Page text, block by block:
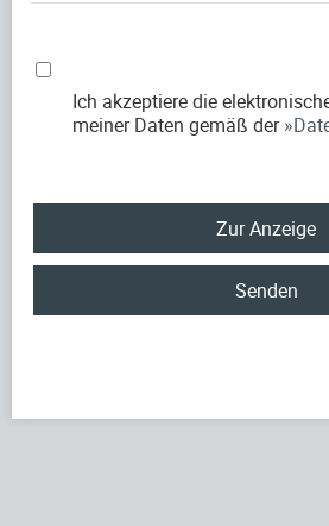
Ich akzeptiere die
meiner Daten gemäß der
Zur Anzeige
Senden